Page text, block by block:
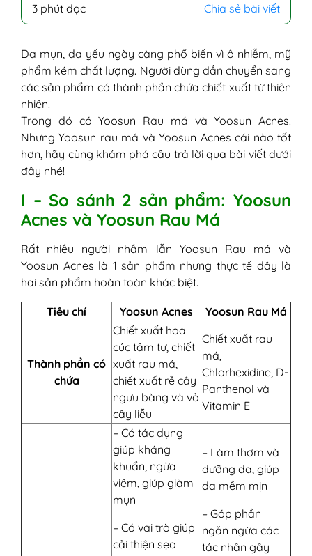
Yoosun Rau Má
Rau Má và kem ngừa mụn Yoosun Acnes
VI - Lưu ý khi dùng các sản phẩm Yoosun
Rau má và Yoosun Acnes
3 phút đọc Chia sẻ bài viết
Da mụn, da yếu ngày càng phổ biến vì ô nhiễm, mỹ
phẩm kém chất lượng. Người dùng dần chuyển sang
các sản phẩm có thành phần chứa chiết xuất từ thiên
nhiên.
Trong đó có Yoosun Rau má và Yoosun Acnes.
Nhưng Yoosun rau má và Yoosun Acnes cái nào tốt
hơn, hãy cùng khám phá câu trả lời qua bài viết dưới
đây nhé!
I – So sánh 2 sản phẩm: Yoosun
Acnes và Yoosun Rau Má
Rất nhiều người nhầm lẫn Yoosun Rau má và
Yoosun Acnes là 1 sản phẩm nhưng thực tế đây là
hai sản phẩm hoàn toàn khác biệt.
Tiêu chí Yoosun Acnes Yoosun Rau Má
Thành phần có
chứa
Chiết xuất hoa
cúc tâm tư, chiết
xuất rau má,
chiết xuất rễ cây
ngưu bàng và vỏ
cây liễu
Chiết xuất rau
má,
Chlorhexidine, D-
Panthenol và
Vitamin E
– Có tác dụng
giúp kháng
khuẩn, ngừa
viêm, giúp giảm
mụn
– Có vai trò giúp
cải thiện sẹo
– Làm thơm và
dưỡng da, giúp
da mềm mịn
– Góp phần
ngăn ngừa các
tác nhân gây